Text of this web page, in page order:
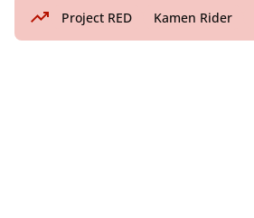
Project RED Kamen Rider